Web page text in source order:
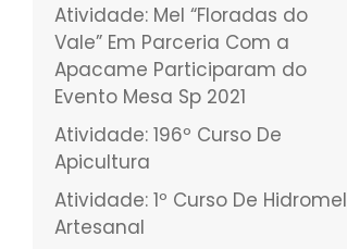
Atividade: Mel “Floradas do
Vale” Em Parceria Com a
Apacame Participaram do
Evento Mesa Sp 2021
Atividade: 196º Curso De
Apicultura
Atividade: 1º Curso De Hidromel
Artesanal